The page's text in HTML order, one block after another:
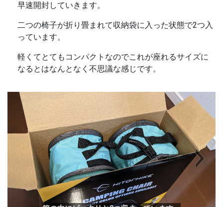
早速開封していきます。
二つの椅子が折り畳まれて収納袋に入った状態で2つ入
っています。
軽くてとてもコンパクトなのでこれが座れるサイズに
なるとはなんとなく不思議な感じです。
Next